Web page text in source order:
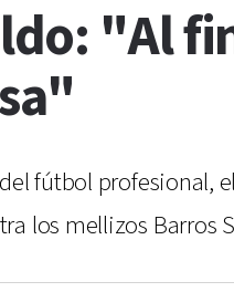
"Al
fútbol profesional,
los mellizos Barros